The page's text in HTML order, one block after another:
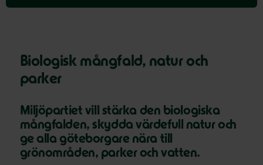
menyn
Biologisk mångfald, natur och
parker
Miljöpartiet vill stärka den biologiska
mångfalden, skydda värdefull natur och
ge alla göteborgare nära till
grönområden, parker och vatten.